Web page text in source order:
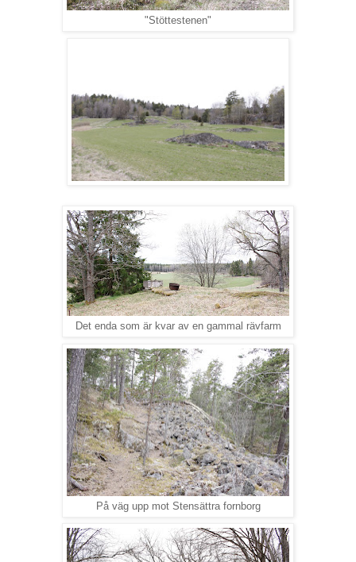
"Stöttestenen"
Det enda som är kvar av en gammal rävfarm
På väg upp mot Stensättra fornborg